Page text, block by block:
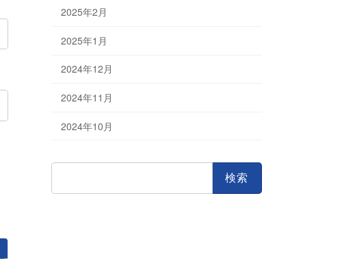
2025年2月
2025年1月
2024年12月
2024年11月
2024年10月
検